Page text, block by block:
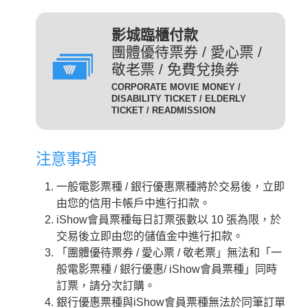
輔12級/PG12(簡稱 輔12級)：未滿十二歲不得觀賞。
輔15級/PG15(簡稱 輔15級)：未滿十五歲不得觀賞。
本公司網站所列電影介紹裡，皆可看到每一部影片的
正確級數。
購票及取票時請依照分級制度出示觀賞電影者年齡符
合之證明文件。
件者須補費至全票金額。
適用對象：具學生、軍警、
路取票時，須出示相關證件
方能享有票價優惠。 持優
惠票進場驗票時，請備有效
儲值金會員票
iShow會員以儲值金消費付
款即可享會員票價，每日限
10張。
星展一般
卡平日
2D
需持有任何一種星展信用卡
之顧客才可選擇此票種，每
(3D 數位)(3D DIG)
為數位放映設備播放的3D立
體版影片，需配戴3D立體眼
鏡才能獲得3D效果。
GC
GC數位(GC DIG)/
GC 3D 數位(GC 3D DIG)
為威秀影城特殊影廳『Gold
Class頂級影廳』播放的電
頂級影廳』設有專業酒吧提供
各式調酒與現做精緻料理，影
廳內座椅採進口豪華舒適沙發
座椅，觀眾可依喜好調整角
度，並由專人將餐點送至座席
中。
是以數位IMAX技術播放的影
影城臨櫃付款
團體優待票券 / 愛心票 /
敬老票 / 免費兌換券
CORPORATE MOVIE MONEY /
DISABILITY TICKET / ELDERLY
TICKET / READMISSION
注意事項
一般電影票種 / 銀行優惠票種將於交易後，立即
由您的信用卡帳戶中進行扣款。
iShow會員票種每日訂票張數以 10 張為限，於
交易後立即由您的儲值金中進行扣款。
「團體優待票券 / 愛心票 / 敬老票」無法和「一
般電影票種 / 銀行優惠/ iShow會員票種」同時
訂票，請分次訂購。
銀行優惠票種與iShow會員票種無法於同筆訂單